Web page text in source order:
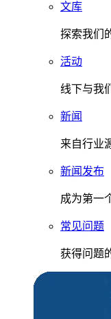
文库
探索我们
活动
线下与我
新闻
来自行业
新闻发布
成为第一
常见问题
获得问题